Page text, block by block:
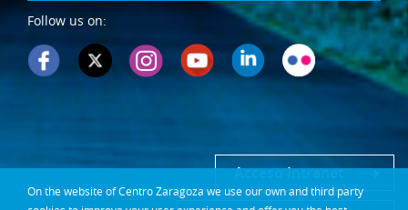
On the website of Centro Zaragoza we use our own and third party
Follow us on:
Acceso Intranet